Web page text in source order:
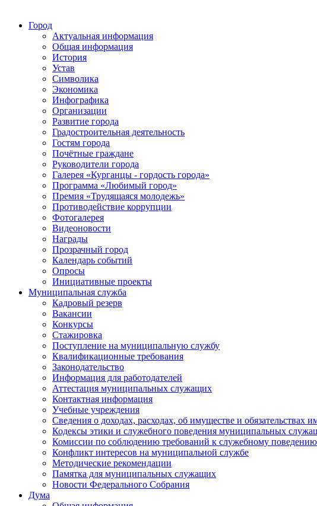
Город
Актуальная информация
Общая информация
История
Устав
Символика
Экономика
Инфографика
Организации
Развитие города
Градостроительная деятельность
Гостям города
Почётные граждане
Руководители города
Галерея «Курганцы - гордость города»
Программа «Любимый город»
Премия «Трудящаяся молодежь»
Противодействие коррупции
Фотогалерея
Видеоновости
Награды
Прозрачный город
Календарь событий
Опросы
Инициативные проекты
Муниципальная служба
Кадровый резерв
Вакансии
Конкурсы
Стажировка
Поступление на муниципальную службу
Квалификационные требования
Законодательство
Информация для работодателей
Аттестация муниципальных служащих
Контактная информация
Учебные учреждения
Сведения о доходах, расходах, об имуществе и обязательствах
Кодексы этики и служебного поведения муниципальных
Комиссии по соблюдению требований к служебному
Конфликт интересов на муниципальной службе
Методические рекомендации
Памятка для муниципальных служащих
Новости Федерального Cобрания
Дума